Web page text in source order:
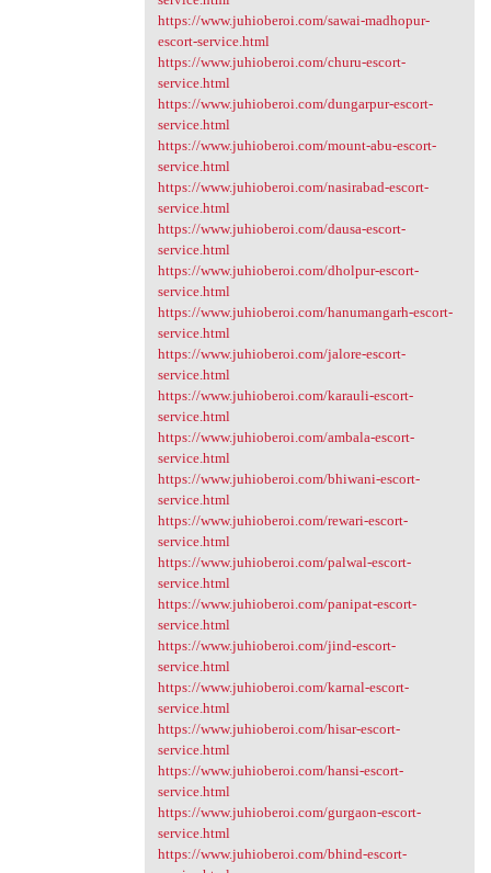
https://www.juhioberoi.com/sawai-madhopur-
escort-service.html
https://www.juhioberoi.com/churu-escort-
service.html
https://www.juhioberoi.com/dungarpur-escort-
service.html
https://www.juhioberoi.com/mount-abu-escort-
service.html
https://www.juhioberoi.com/nasirabad-escort-
service.html
https://www.juhioberoi.com/dausa-escort-
service.html
https://www.juhioberoi.com/dholpur-escort-
service.html
https://www.juhioberoi.com/hanumangarh-escort-
service.html
https://www.juhioberoi.com/jalore-escort-
service.html
https://www.juhioberoi.com/karauli-escort-
service.html
https://www.juhioberoi.com/ambala-escort-
service.html
https://www.juhioberoi.com/bhiwani-escort-
service.html
https://www.juhioberoi.com/rewari-escort-
service.html
https://www.juhioberoi.com/palwal-escort-
service.html
https://www.juhioberoi.com/panipat-escort-
service.html
https://www.juhioberoi.com/jind-escort-
service.html
https://www.juhioberoi.com/karnal-escort-
service.html
https://www.juhioberoi.com/hisar-escort-
service.html
https://www.juhioberoi.com/hansi-escort-
service.html
https://www.juhioberoi.com/gurgaon-escort-
service.html
https://www.juhioberoi.com/bhind-escort-